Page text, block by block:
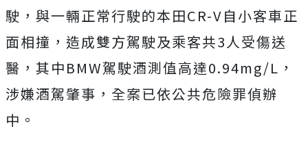
駛，與一輛正常行駛的本田CR-V自小客車正
面相撞，造成雙方駕駛及乘客共3人受傷送
醫，其中BMW駕駛酒測值高達0.94mg/L，
涉嫌酒駕肇事，全案已依公共危險罪偵辦
中。